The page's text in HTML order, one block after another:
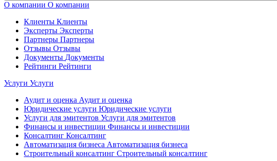
О компании О компании
Клиенты Клиенты
Эксперты Эксперты
Партнеры Партнеры
Отзывы Отзывы
Документы Документы
Рейтинги Рейтинги
Услуги Услуги
Аудит и оценка Аудит и оценка
Юридические услуги Юридические услуги
Услуги для эмитентов Услуги для эмитентов
Финансы и инвестиции Финансы и инвестиции
Консалтинг Консалтинг
Автоматизация бизнеса Автоматизация бизнеса
Строительный консалтинг Строительный консалтинг